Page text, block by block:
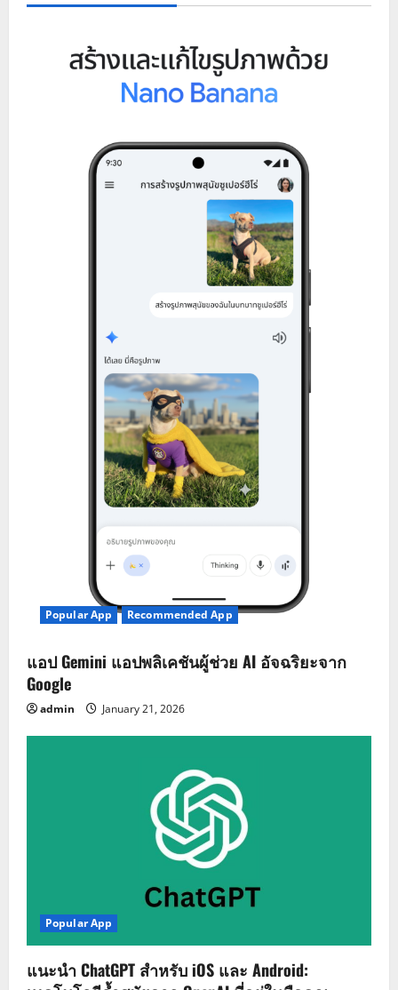
Popular App Recommended App
แอป Gemini แอปพลิเคชันผู้ช่วย AI อัจฉริยะจาก
Google
admin January 21, 2026
Popular App
แนะนำ ChatGPT สำหรับ iOS และ Android: